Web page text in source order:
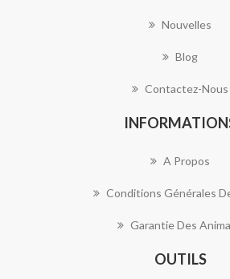
Nouvelles
Blog
Contactez-Nous
A Propos
Conditions Générales
Garantie Des
OUTILS